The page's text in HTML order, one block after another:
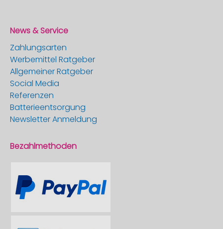
News & Service
Zahlungsarten
Werbemittel Ratgeber
Allgemeiner Ratgeber
Social Media
Referenzen
Batterieentsorgung
Newsletter Anmeldung
Bezahlmethoden